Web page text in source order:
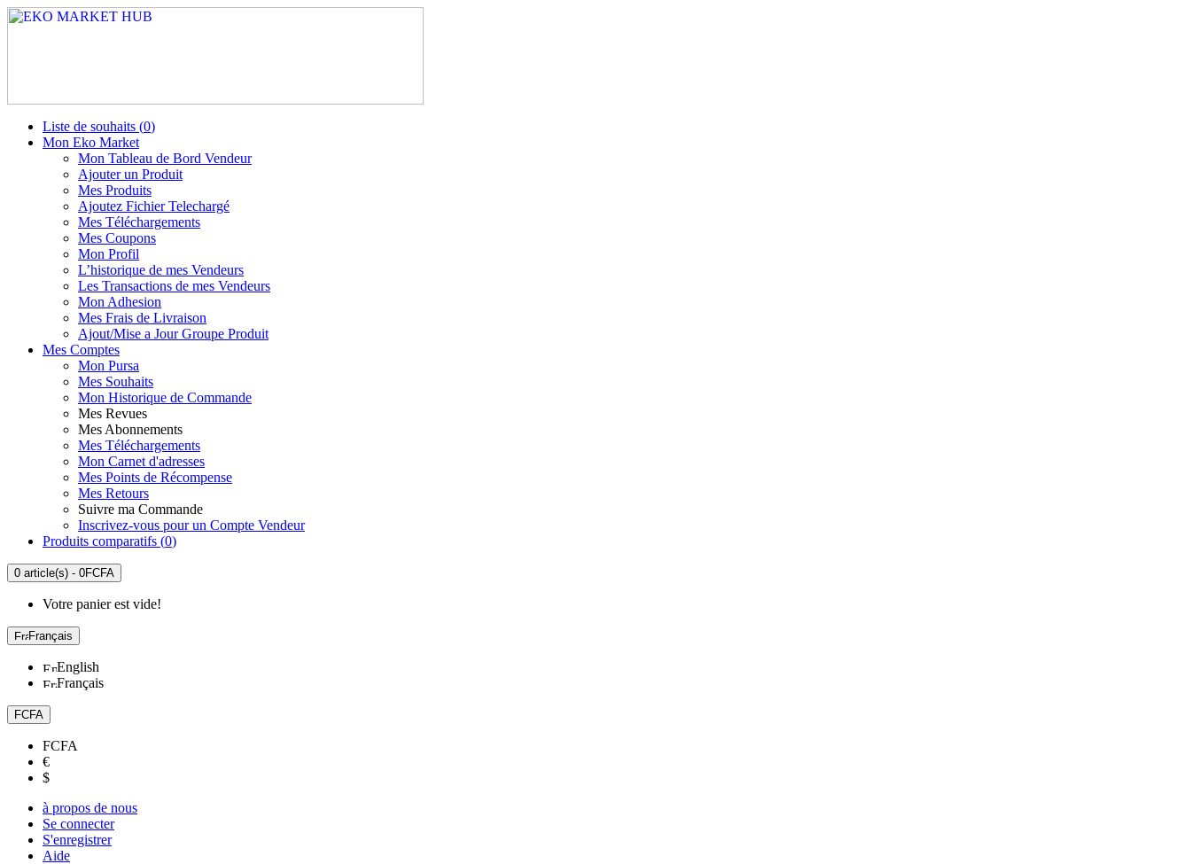
Liste de souhaits (0)
Mon Eko Market
Mon Tableau de Bord Vendeur
Ajouter un Produit
Mes Produits
Ajoutez Fichier Telechargé
Mes Téléchargements
Mes Coupons
Mon Profil
L’historique de mes Vendeurs
Les Transactions de mes Vendeurs
Mon Adhesion
Mes Frais de Livraison
Ajout/Mise a Jour Groupe Produit
Mes Comptes
Mon Pursa
Mes Souhaits
Mon Historique de Commande
Mes Revues
Mes Abonnements
Mes Téléchargements
Mon Carnet d'adresses
Mes Points de Récompense
Mes Retours
Suivre ma Commande
Inscrivez-vous pour un Compte Vendeur
Produits comparatifs (0)
0 article(s) - 0FCFA
Votre panier est vide!
Français
English
Français
FCFA
FCFA
€
$
à propos de nous
Se connecter
S'enregistrer
Aide